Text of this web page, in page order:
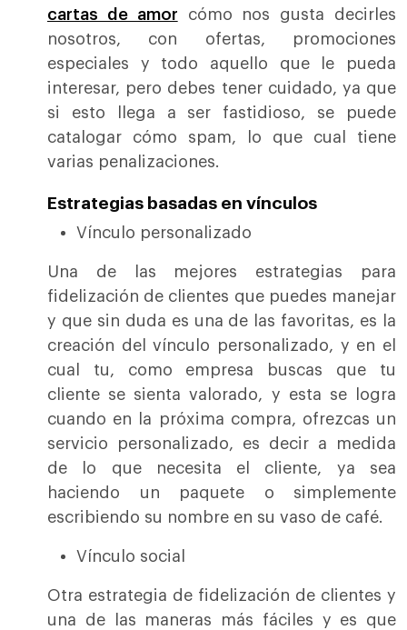
cartas de amor cómo nos gusta decirles
nosotros, con ofertas, promociones
especiales y todo aquello que le pueda
interesar, pero debes tener cuidado, ya que
si esto llega a ser fastidioso, se puede
catalogar cómo spam, lo que cual tiene
varias penalizaciones.
Estrategias basadas en vínculos
Vínculo personalizado
Una de las mejores estrategias para
fidelización de clientes que puedes manejar
y que sin duda es una de las favoritas, es la
creación del vínculo personalizado, y en el
cual tu, como empresa buscas que tu
cliente se sienta valorado, y esta se logra
cuando en la próxima compra, ofrezcas un
servicio personalizado, es decir a medida
de lo que necesita el cliente, ya sea
haciendo un paquete o simplemente
escribiendo su nombre en su vaso de café.
Vínculo social
Otra estrategia de fidelización de clientes y
una de las maneras más fáciles y es que